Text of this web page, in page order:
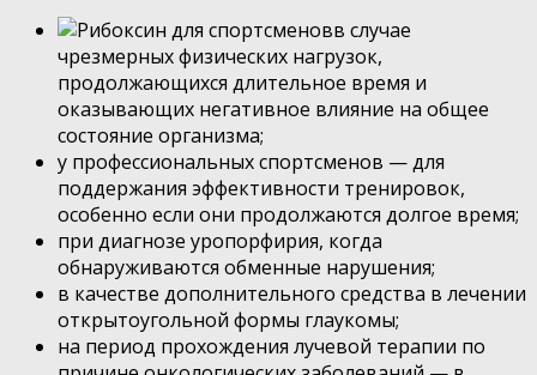
в случае
чрезмерных физических нагрузок,
продолжающихся длительное время и
оказывающих негативное влияние на общее
состояние организма;
у профессиональных спортсменов — для
поддержания эффективности тренировок,
особенно если они продолжаются долгое время;
при диагнозе уропорфирия, когда
обнаруживаются обменные нарушения;
в качестве дополнительного средства в лечении
открытоугольной формы глаукомы;
на период прохождения лучевой терапии по